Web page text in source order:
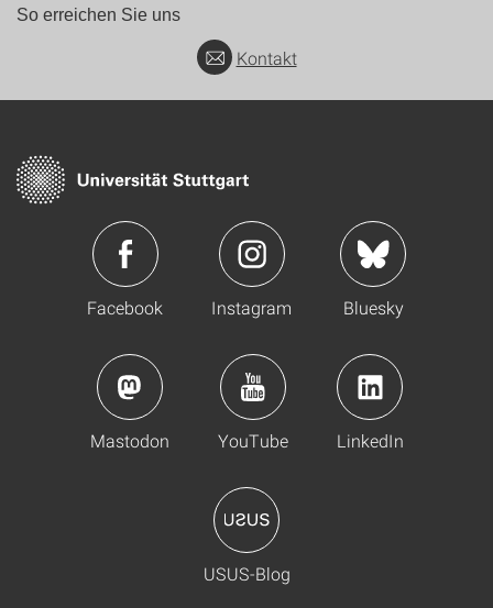
So erreichen Sie uns
Kontakt
Facebook Instagram Bluesky
Mastodon YouTube LinkedIn
USUS-Blog